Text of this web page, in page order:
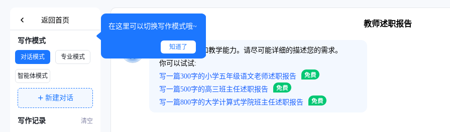
返回首页
写作模式
对话模式 专业模式
智能体模式
在这里可以切换写作模式哦~
知道了
+ 新建对话
写作记录 清空
教师述职报告
展示专业素养和教学能力。请尽可能详细的描述您的需求。
你可以试试:
写一篇300字的小学五年级语文老师述职报告
写一篇500字的高三班主任述职报告
写一篇800字的大学计算式学院班主任述职报告